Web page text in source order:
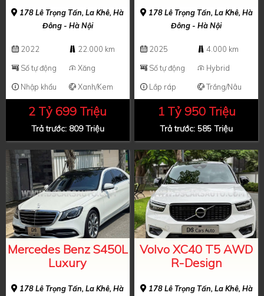
178 Lê Trọng Tấn, La Khê, Hà
Đông - Hà Nội
2022
22.000 km
Số tự động
Xăng
Nhập khẩu
Xanh/Kem
2 Tỷ 699 Triệu
Trả trước: 809 Triệu
178 Lê Trọng Tấn, La Khê, Hà
Đông - Hà Nội
2025
4.000 km
Số tự động
Hybrid
Lắp ráp
Trắng/Nâu
1 Tỷ 950 Triệu
Trả trước: 585 Triệu
Mercedes Benz S450L
Luxury
178 Lê Trọng Tấn, La Khê, Hà
Volvo XC40 T5 AWD
R-Design
178 Lê Trọng Tấn, La Khê, Hà